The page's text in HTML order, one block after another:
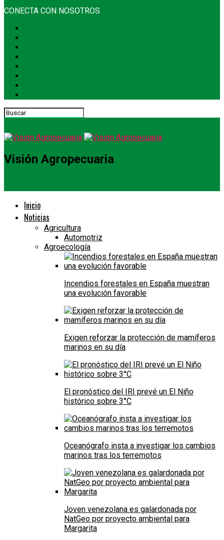
CONECTA CON NOSOTROS
Visión Agropecuaria
Inicio
Noticias
Agricultura
Automotriz
Agroecología
Incendios forestales en España muestran
una evolución favorable
Exigen reforzar la protección de mamíferos
marinos en su día
El pronóstico del IRI prevé un El Niño
histórico sobre 3°C
Oceanógrafo insta a investigar los cambios
marinos tras los terremotos
Joven venezolana es galardonada por
NatGeo por proyecto ambiental para
Margarita